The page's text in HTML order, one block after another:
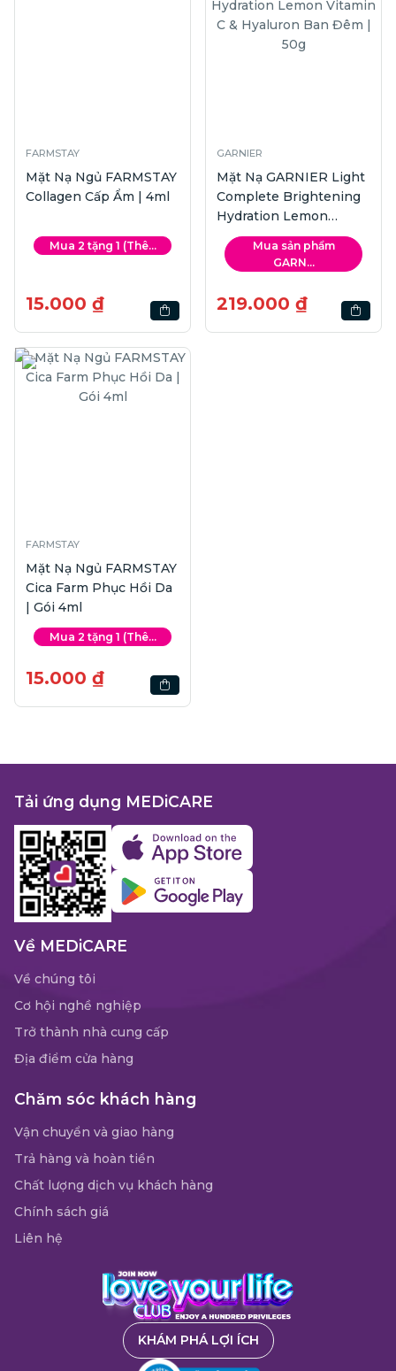
FARMSTAY
Mặt Nạ Ngủ FARMSTAY
Collagen Cấp Ẩm | 4ml
Mua 2 tặng 1 (Thê...
15.000 ₫
GARNIER
Mặt Nạ GARNIER Light
Complete Brightening
Hydration Lemon
Vitamin C & Hyaluron
Ban Đêm | 50g
Mua sản phẩm
GARN...
219.000 ₫
FARMSTAY
Mặt Nạ Ngủ FARMSTAY
Cica Farm Phục Hồi Da
| Gói 4ml
Mua 2 tặng 1 (Thê...
15.000 ₫
Tải ứng dụng MEDiCARE
Về MEDiCARE
Về chúng tôi
Cơ hội nghề nghiệp
Trở thành nhà cung cấp
Địa điểm cửa hàng
Chăm sóc khách hàng
Vận chuyển và giao hàng
Trả hàng và hoàn tiền
Chất lượng dịch vụ khách hàng
Chính sách giá
Liên hệ
KHÁM PHÁ LỢI ÍCH